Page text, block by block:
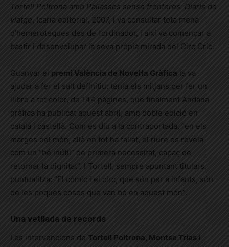
Tortell Poltrona amb Pallassos sense fronteres. Diaris de
viatge, Icaria editorial, 2007, i va consultar tota mena
d’hemeroteques des de l’ordinador, i així va començar a
bastir i desenvolupar la seva pròpia mirada del Circ Cric.
Guanyar el premi València de Novel·la Gràfica la va
ajudar a fer el salt definitiu: tenia els mitjans per fer un
llibre a tot color, de 144 pàgines, que finalment Andana
gràfica ha publicat aquest abril, amb doble edició en
català i castellà. Com es diu a la contraportada, “en els
marges del món, allà on tot ha fallat, el riure es revela
com un “bé inútil” de primera necessitat, capaç de
retornar la dignitat”. I Tortell, sempre apuntant titulars,
puntualitza: “El còmic i el circ, que són per a infants, són
de les poques coses que van bé en aquest món”.
Una vetllada de records
Les intervencions de Tortell Poltrona, Montse Trias i